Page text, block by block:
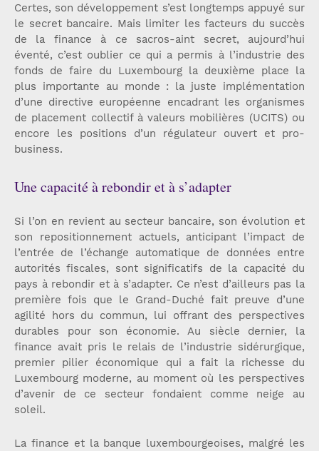
Certes, son développement s’est longtemps appuyé sur
le secret bancaire. Mais limiter les facteurs du succès
de la finance à ce sacros-aint secret, aujourd’hui
éventé, c’est oublier ce qui a permis à l’industrie des
fonds de faire du Luxembourg la deuxième place la
plus importante au monde : la juste implémentation
d’une directive européenne encadrant les organismes
de placement collectif à valeurs mobilières (UCITS) ou
encore les positions d’un régulateur ouvert et pro-
business.
Une capacité à rebondir et à s’adapter
Si l’on en revient au secteur bancaire, son évolution et
son repositionnement actuels, anticipant l’impact de
l’entrée de l’échange automatique de données entre
autorités fiscales, sont significatifs de la capacité du
pays à rebondir et à s’adapter. Ce n’est d’ailleurs pas la
première fois que le Grand-Duché fait preuve d’une
agilité hors du commun, lui offrant des perspectives
durables pour son économie. Au siècle dernier, la
finance avait pris le relais de l’industrie sidérurgique,
premier pilier économique qui a fait la richesse du
Luxembourg moderne, au moment où les perspectives
d’avenir de ce secteur fondaient comme neige au
soleil.
La finance et la banque luxembourgeoises, malgré les